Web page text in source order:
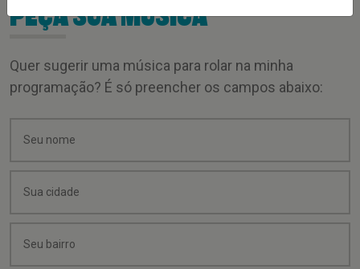
PEÇA SUA MÚSICA
Quer sugerir uma música para rolar na minha
programação? É só preencher os campos abaixo: